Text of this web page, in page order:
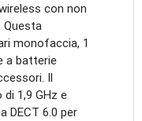
con non
Questa
monofaccia, 1
a batterie
Il
1,9 GHz e
DECT 6.0 per